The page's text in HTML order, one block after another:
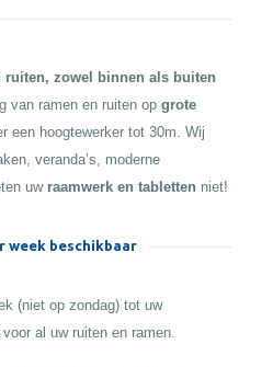
ruiten, zowel binnen als buiten
van ramen en ruiten op grote
een hoogtewerker tot 30m. Wij
veranda’s, moderne
uw raamwerk en tabletten niet!
week beschikbaar
(niet op zondag) tot uw
al uw ruiten en ramen.